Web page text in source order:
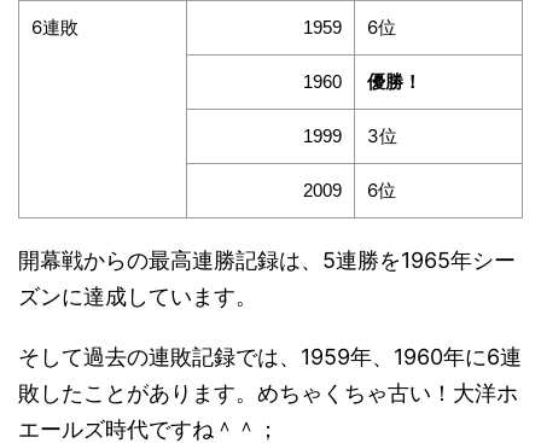
6連敗 1959 6位
1960 優勝！
1999 3位
2009 6位
開幕戦からの最高連勝記録は、5連勝を1965年シー
ズンに達成しています。
そして過去の連敗記録では、1959年、1960年に6連
敗したことがあります。めちゃくちゃ古い！大洋ホ
エールズ時代ですね＾＾；